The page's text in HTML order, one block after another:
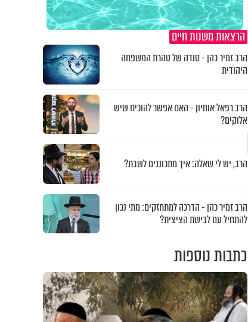
הרצאות משנות חיים
הרב זמיר כהן - סודה של טהרת המשפחה
היהודית
הרב רפאל אוחיון - האם אפשר להוכיח שיש
אלוקים?
הרב, יש לי שאלה: איך מתכוננים לשבת?
הרב זמיר כהן - הדרכה למתחזקים: מתי נכון
להתחיל עם לבישת הציצית?
כתבות נוספות